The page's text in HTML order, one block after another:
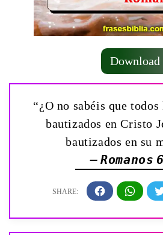
Download
“¿O no sabéis que
bautizados en Cristo
bautizados en su
— Romanos